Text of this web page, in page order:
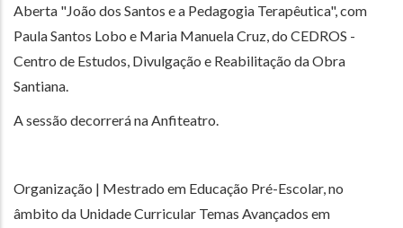
Aberta "João dos Santos e a Pedagogia Terapêutica", com
Paula Santos Lobo e Maria Manuela Cruz, do CEDROS -
Centro de Estudos, Divulgação e Reabilitação da Obra
Santiana.
A sessão decorrerá na Anfiteatro.
Organização | Mestrado em Educação Pré-Escolar, no
âmbito da Unidade Curricular Temas Avançados em